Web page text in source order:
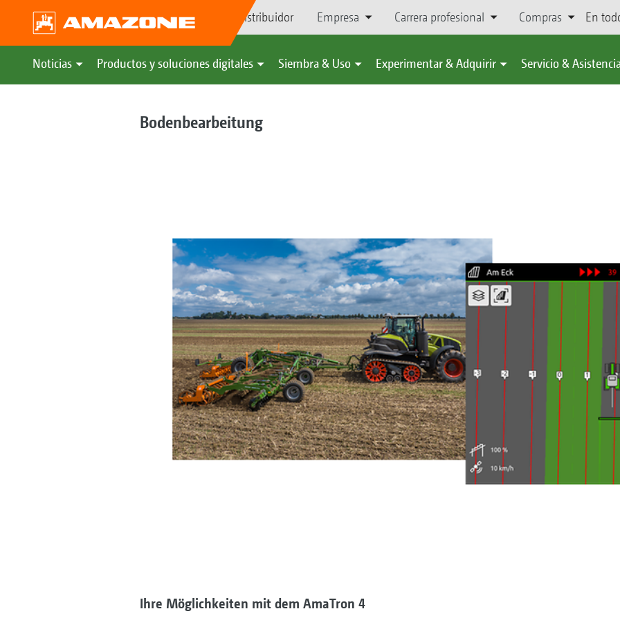
Búsqueda de distribuidor Empresa Carrera profesional Compras En
Noticias Productos y soluciones digitales Siembra & Uso Experimentar & Adquirir Servicio &
Bodenbearbeitung
Ihre Möglichkeiten mit dem AmaTron 4